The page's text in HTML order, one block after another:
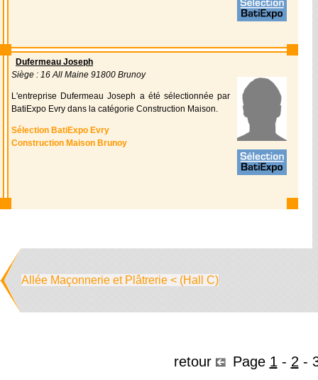
Dufermeau Joseph
Siège : 16 All Maine 91800 Brunoy
L'entreprise Dufermeau Joseph a été sélectionnée par
BatiExpo Evry dans la catégorie Construction Maison.
Sélection BatiExpo Evry
Construction Maison Brunoy
Allée Maçonnerie et Plâtrerie < (Hall C)
retour Page 1 - 2 -